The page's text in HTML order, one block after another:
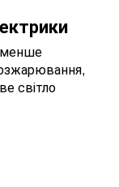
менше
світло